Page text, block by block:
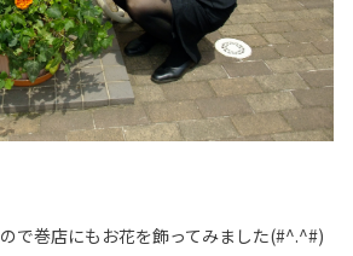
ので巻店にもお花を飾ってみました(#^.^#)